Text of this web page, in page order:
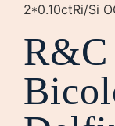
2*0.10ctRi/Si